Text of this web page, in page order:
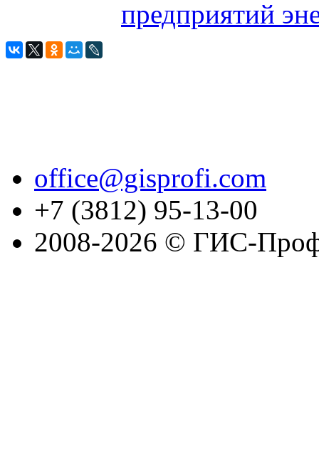
предприятий
office@gisprofi.com
+7 (3812) 95-13-00
2008-2026 © ГИС-